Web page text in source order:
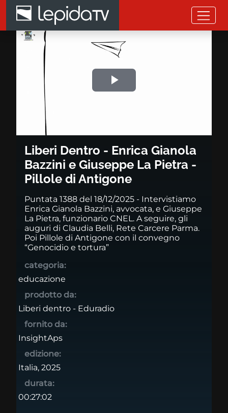
Salta al contenuto principale
Liberi Dentro - Enrica Gianola
Riprodurre
video
Liberi Dentro - Enrica Gianola
Bazzini e Giuseppe La Pietra -
Pillole di Antigone
Puntata 1388 del 18/12/2025 - Intervistiamo
Enrica Gianola Bazzini, avvocata, e Giuseppe
La Pietra, funzionario CNEL. A seguire, gli
auguri di Claudia Belli, Rete Carcere Parma.
Poi Pillole di Antigone con il convegno
“Genocidio e tortura”
categoria:
educazione
prodotto da:
Liberi dentro - Eduradio
fornito da:
InsightAps
edizione:
Italia, 2025
durata:
00:27:02